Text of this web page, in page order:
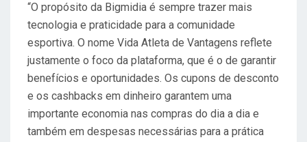
“O propósito da Bigmidia é sempre trazer mais
tecnologia e praticidade para a comunidade
esportiva. O nome Vida Atleta de Vantagens reflete
justamente o foco da plataforma, que é o de garantir
benefícios e oportunidades. Os cupons de desconto
e os cashbacks em dinheiro garantem uma
importante economia nas compras do dia a dia e
também em despesas necessárias para a prática